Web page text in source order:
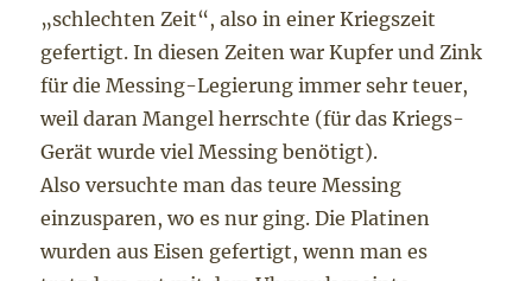
„schlechten Zeit“, also in einer Kriegszeit
gefertigt. In diesen Zeiten war Kupfer und Zink
für die Messing-Legierung immer sehr teuer,
weil daran Mangel herrschte (für das Kriegs-
Gerät wurde viel Messing benötigt).
Also versuchte man das teure Messing
einzusparen, wo es nur ging. Die Platinen
wurden aus Eisen gefertigt, wenn man es